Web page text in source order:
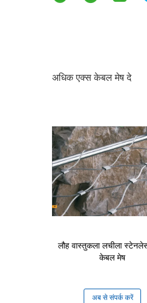
अधिक एक्स केबल मेष दे
लौह वास्तुकला लचीला
केबल मेष
अब से संपर्क करें